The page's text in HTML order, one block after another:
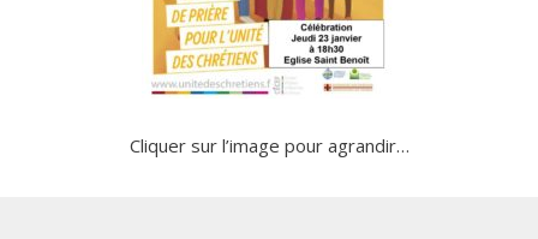
Cliquer sur l’image pour agrandir…